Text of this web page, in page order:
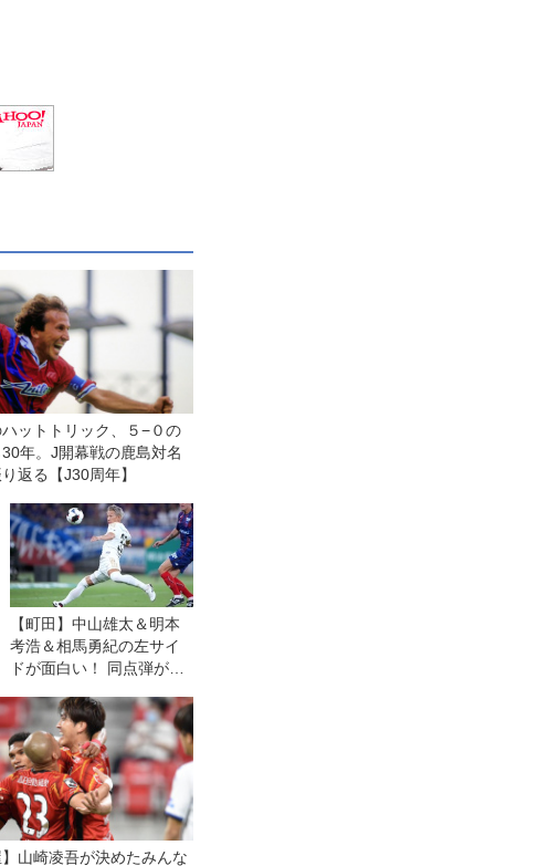
ットトリック、５−０の
年。J開幕戦の鹿島対名
返る【J30周年】
【町田】中山雄太＆明本
考浩＆相馬勇紀の左サイ
ドが面白い！ 同点弾が
る」と自画自賛！
】山崎凌吾が決めたみんな